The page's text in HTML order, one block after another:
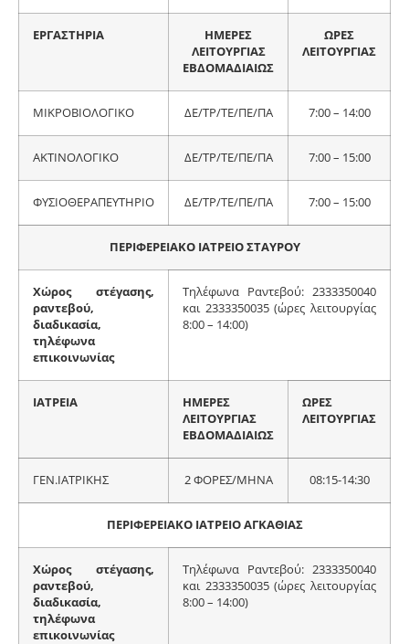
ΕΡΓΑΣΤΗΡΙΑ
ΗΜΕΡΕΣ
ΛΕΙΤΟΥΡΓΙΑΣ
ΕΒΔΟΜΑΔΙΑΙΩΣ
ΩΡΕΣ
ΛΕΙΤΟΥΡΓΙΑΣ
ΜΙΚΡΟΒΙΟΛΟΓΙΚΟ ΔΕ/ΤΡ/ΤΕ/ΠΕ/ΠΑ 7:00 – 14:00
ΑΚΤΙΝΟΛΟΓΙΚΟ ΔΕ/ΤΡ/ΤΕ/ΠΕ/ΠΑ 7:00 – 15:00
ΦΥΣΙΟΘΕΡΑΠΕΥΤΗΡΙΟ ΔΕ/ΤΡ/ΤΕ/ΠΕ/ΠΑ 7:00 – 15:00
ΠΕΡΙΦΕΡΕΙΑΚΟ ΙΑΤΡΕΙΟ ΣΤΑΥΡΟΥ
Χώρος στέγασης,
ραντεβού,
διαδικασία,
τηλέφωνα
επικοινωνίας
Τηλέφωνα Ραντεβού: 2333350040
και 2333350035 (ώρες λειτουργίας
8:00 – 14:00)
ΙΑΤΡΕΙΑ
ΗΜΕΡΕΣ
ΛΕΙΤΟΥΡΓΙΑΣ
ΕΒΔΟΜΑΔΙΑΙΩΣ
ΩΡΕΣ
ΛΕΙΤΟΥΡΓΙΑΣ
ΓΕΝ.ΙΑΤΡΙΚΗΣ 2 ΦΟΡΕΣ/ΜΗΝΑ 08:15-14:30
ΠΕΡΙΦΕΡΕΙΑΚΟ ΙΑΤΡΕΙΟ ΑΓΚΑΘΙΑΣ
Χώρος στέγασης,
ραντεβού,
διαδικασία,
τηλέφωνα
επικοινωνίας
Τηλέφωνα Ραντεβού: 2333350040
και 2333350035 (ώρες λειτουργίας
8:00 – 14:00)